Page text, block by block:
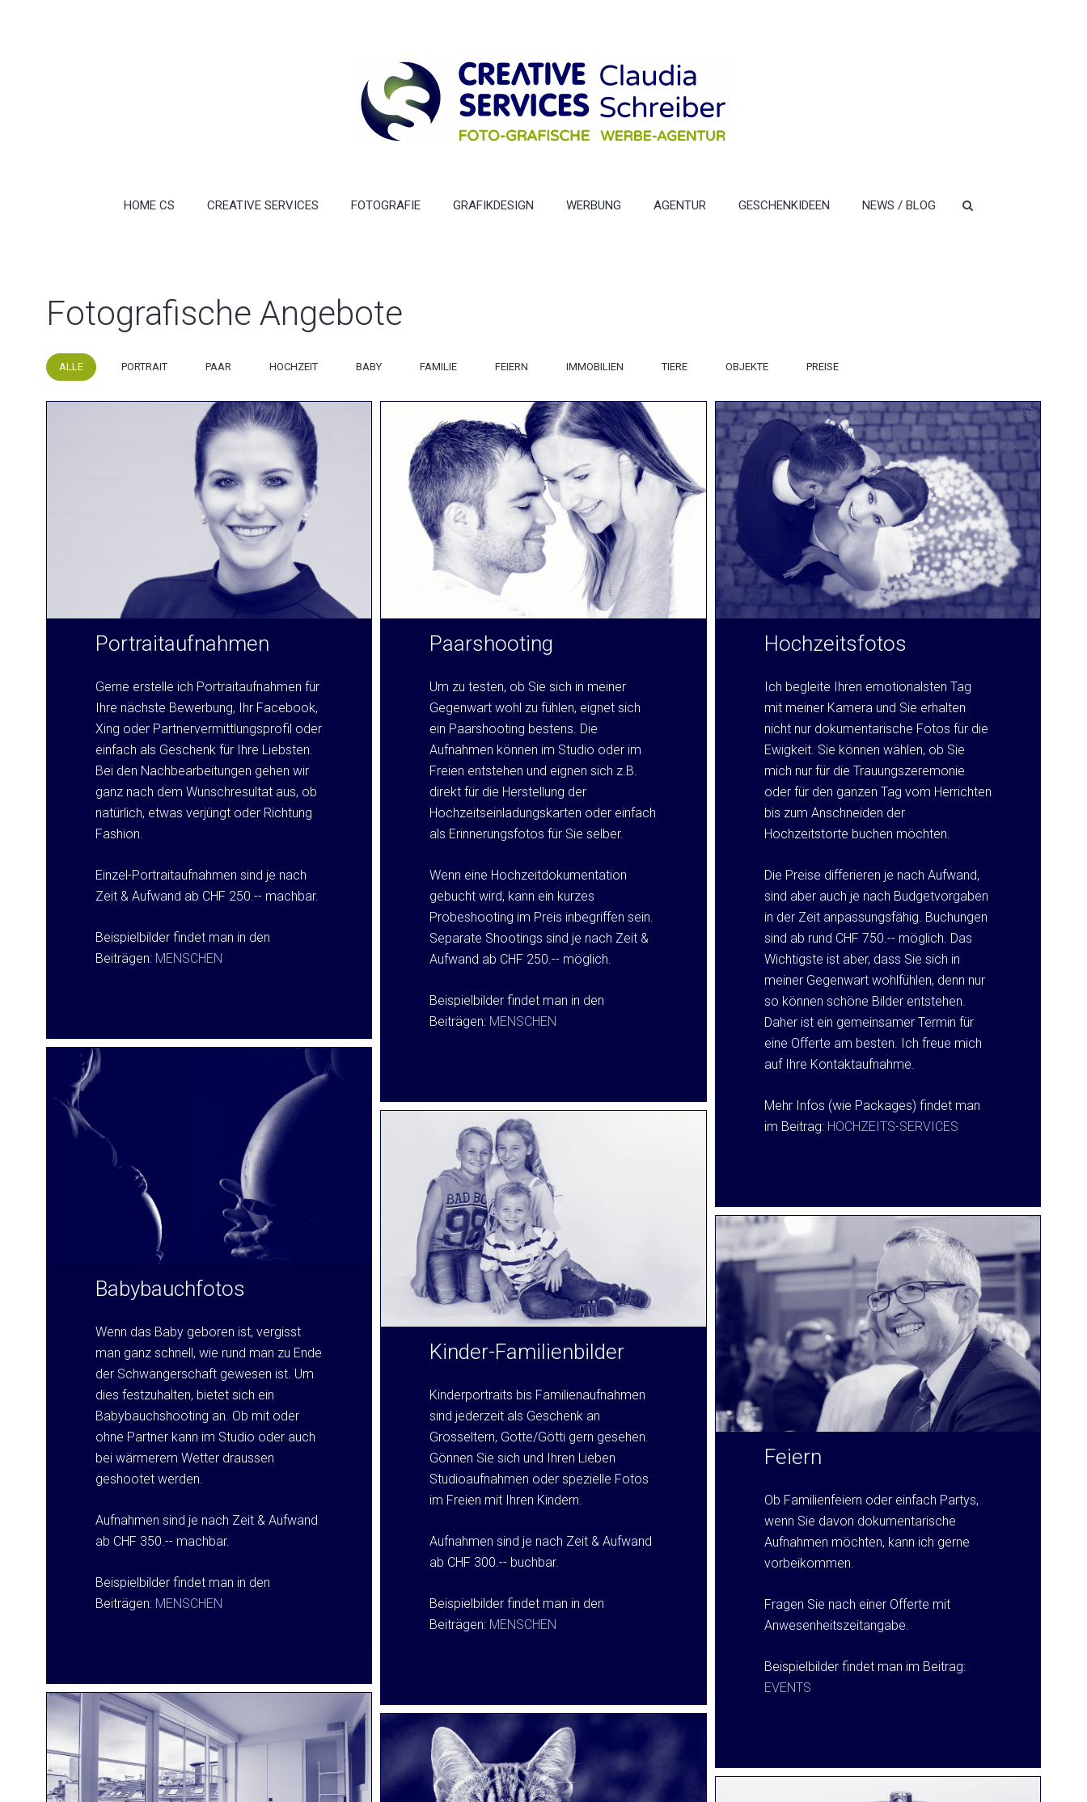
HOME CS CREATIVE SERVICES FOTOGRAFIE GRAFIKDESIGN WERBUNG AGENTUR GESCHENKIDEEN NEWS / BLOG
Fotografische Angebote
ALLE PORTRAIT PAAR HOCHZEIT BABY FAMILIE FEIERN IMMOBILIEN TIERE OBJEKTE PREISE
Portraitaufnahmen
Gerne erstelle ich Portraitaufnahmen für
Ihre nächste Bewerbung, Ihr Facebook,
Xing oder Partnervermittlungsprofil oder
einfach als Geschenk für Ihre Liebsten.
Bei den Nachbearbeitungen gehen wir
ganz nach dem Wunschresultat aus, ob
natürlich, etwas verjüngt oder Richtung
Fashion.
Einzel-Portraitaufnahmen sind je nach
Zeit & Aufwand ab CHF 250.-- machbar.
Beispielbilder findet man in den
Beiträgen: MENSCHEN
Paarshooting
Um zu testen, ob Sie sich in meiner
Gegenwart wohl zu fühlen, eignet sich
ein Paarshooting bestens. Die
Aufnahmen können im Studio oder im
Freien entstehen und eignen sich z.B.
direkt für die Herstellung der
Hochzeitseinladungskarten oder einfach
als Erinnerungsfotos für Sie selber.
Wenn eine Hochzeitdokumentation
gebucht wird, kann ein kurzes
Probeshooting im Preis inbegriffen sein.
Separate Shootings sind je nach Zeit &
Aufwand ab CHF 250.-- möglich.
Beispielbilder findet man in den
Beiträgen: MENSCHEN
Hochzeitsfotos
Ich begleite Ihren emotionalsten Tag
mit meiner Kamera und Sie erhalten
nicht nur dokumentarische Fotos für die
Ewigkeit. Sie können wählen, ob Sie
mich nur für die Trauungszeremonie
oder für den ganzen Tag vom Herrichten
bis zum Anschneiden der
Hochzeitstorte buchen möchten.
Die Preise differieren je nach Aufwand,
sind aber auch je nach Budgetvorgaben
in der Zeit anpassungsfähig. Buchungen
sind ab rund CHF 750.-- möglich. Das
Wichtigste ist aber, dass Sie sich in
meiner Gegenwart wohlfühlen, denn nur
so können schöne Bilder entstehen.
Daher ist ein gemeinsamer Termin für
eine Offerte am besten. Ich freue mich
auf Ihre Kontaktaufnahme.
Mehr Infos (wie Packages) findet man
im Beitrag: HOCHZEITS-SERVICES
Babybauchfotos
Wenn das Baby geboren ist, vergisst
man ganz schnell, wie rund man zu Ende
der Schwangerschaft gewesen ist. Um
dies festzuhalten, bietet sich ein
Babybauchshooting an. Ob mit oder
ohne Partner kann im Studio oder auch
bei wärmerem Wetter draussen
geshootet werden.
Aufnahmen sind je nach Zeit & Aufwand
ab CHF 350.-- machbar.
Beispielbilder findet man in den
Beiträgen: MENSCHEN
Kinder-Familienbilder
Kinderportraits bis Familienaufnahmen
sind jederzeit als Geschenk an
Grosseltern, Gotte/Götti gern gesehen.
Gönnen Sie sich und Ihren Lieben
Studioaufnahmen oder spezielle Fotos
im Freien mit Ihren Kindern.
Aufnahmen sind je nach Zeit & Aufwand
ab CHF 300.-- buchbar.
Beispielbilder findet man in den
Beiträgen: MENSCHEN
Feiern
Ob Familienfeiern oder einfach Partys,
wenn Sie davon dokumentarische
Aufnahmen möchten, kann ich gerne
vorbeikommen.
Fragen Sie nach einer Offerte mit
Anwesenheitszeitangabe.
Beispielbilder findet man im Beitrag:
EVENTS